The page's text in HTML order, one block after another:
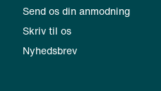
Send os din anmodning
Skriv til os
Nyhedsbrev